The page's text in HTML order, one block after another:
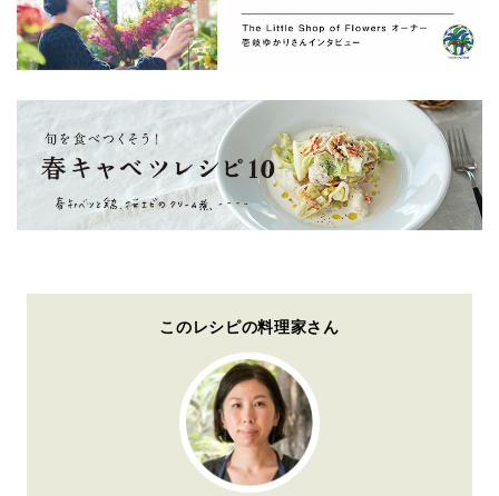
このレシピの料理家さん